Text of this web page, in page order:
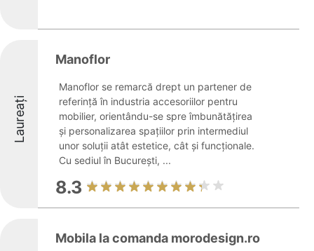
Laureați
Manoflor
Manoflor se remarcă drept un partener de
referință în industria accesoriilor pentru
mobilier, orientându-se spre îmbunătățirea
și personalizarea spațiilor prin intermediul
unor soluții atât estetice, cât și funcționale.
Cu sediul în București, ...
8.3
Mobila la comanda morodesign.ro